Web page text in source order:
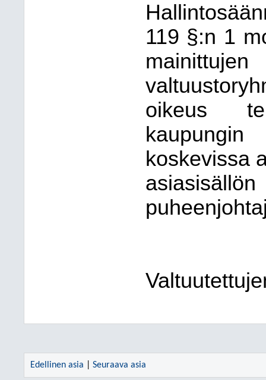
119 §:n 1
oikeus
koskevissa
Edellinen asia Seuraava asia